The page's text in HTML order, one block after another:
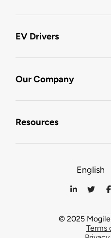
EV Drivers
Our Company
Resources
English
© 2025
Terms